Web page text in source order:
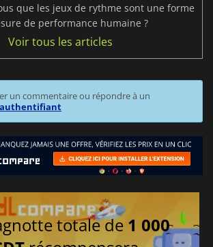
que les jeux de rythme sont une forme
de performance humaine ?
Voir tous les articles
un commentaire ou répondre à un
authentifiant
totale de 1 000